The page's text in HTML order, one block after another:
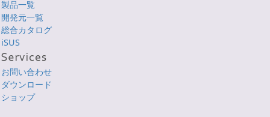
製品一覧
開発元一覧
総合カタログ
iSUS
お問い合わせ
ダウンロード
ショップ